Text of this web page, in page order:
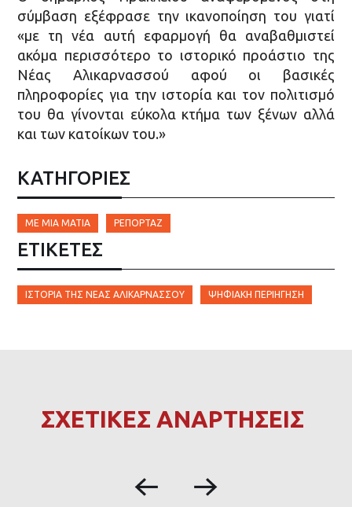
σύμβαση εξέφρασε την ικανοποίηση του γιατί
«με τη νέα αυτή εφαρμογή θα αναβαθμιστεί
ακόμα περισσότερο το ιστορικό προάστιο της
Νέας Αλικαρνασσού αφού οι βασικές
πληροφορίες για την ιστορία και τον πολιτισμό
του θα γίνονται εύκολα κτήμα των ξένων αλλά
και των κατοίκων του.»
ΚΑΤΗΓΟΡΙΕΣ
ΜΕ ΜΙΑ ΜΑΤΙΆ ΡΕΠΟΡΤΆΖ
ΕΤΙΚΈΤΕΣ
ΙΣΤΟΡΊΑ ΤΗΣ ΝΈΑΣ ΑΛΙΚΑΡΝΑΣΣΟΎ ΨΗΦΙΑΚΉ ΠΕΡΙΉΓΗΣΗ
ΣΧΕΤΙΚΕΣ ΑΝΑΡΤΗΣΕΙΣ